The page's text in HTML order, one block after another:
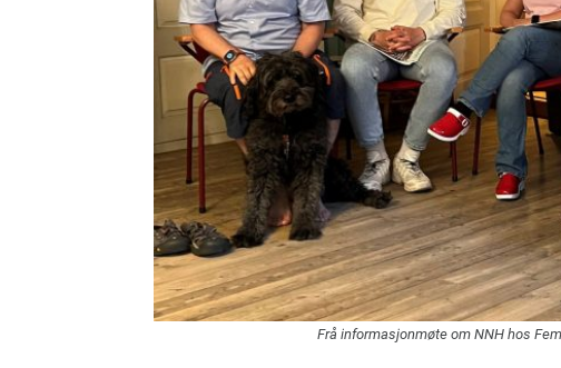
Frå informasjonmøte om NNH hos